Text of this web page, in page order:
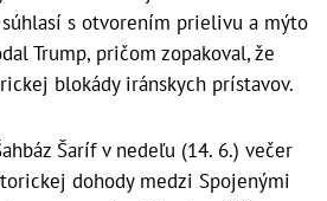
súhlasí s otvorením prielivu a mýto
Trump, pričom zopakoval, že
blokády iránskych prístavov.
Šaríf v nedeľu (14. 6.) večer
dohody medzi Spojenými